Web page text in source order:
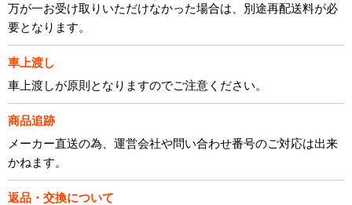
万が一お受け取りいただけなかった場合は、別途再配送料が必
要となります。
車上渡し
車上渡しが原則となりますのでご注意ください。
商品追跡
メーカー直送の為、運営会社や問い合わせ番号のご対応は出来
かねます。
返品・交換について